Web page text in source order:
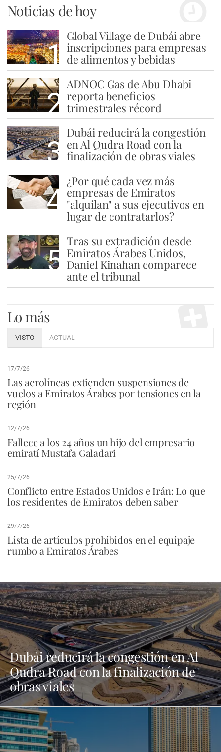
Noticias de hoy
1
Global Village de Dubái abre
inscripciones para empresas
de alimentos y bebidas
2
ADNOC Gas de Abu Dhabi
reporta beneficios
trimestrales récord
3
Dubái reducirá la congestión
en Al Qudra Road con la
finalización de obras viales
4
¿Por qué cada vez más
empresas de Emiratos
"alquilan" a sus ejecutivos en
lugar de contratarlos?
5
Tras su extradición desde
Emiratos Árabes Unidos,
Daniel Kinahan comparece
ante el tribunal
Lo más
VISTO ACTUAL
17/7/26
Las aerolíneas extienden suspensiones de
vuelos a Emiratos Árabes por tensiones en la
región
12/7/26
Fallece a los 24 años un hijo del empresario
emiratí Mustafa Galadari
25/7/26
Conflicto entre Estados Unidos e Irán: Lo que
los residentes de Emiratos deben saber
29/7/26
Lista de artículos prohibidos en el equipaje
rumbo a Emiratos Árabes
Dubái reducirá la congestión en Al
Qudra Road con la finalización de
obras viales